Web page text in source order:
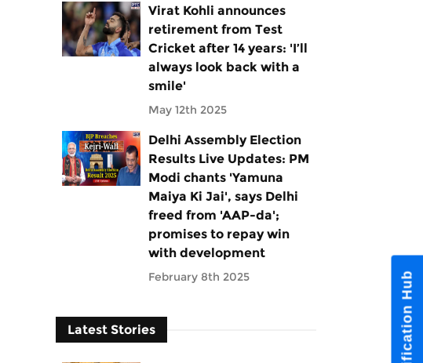
Virat Kohli announces
retirement from Test
Cricket after 14 years: 'I’ll
always look back with a
smile'
May 12th 2025
Delhi Assembly Election
Results Live Updates: PM
Modi chants 'Yamuna
Maiya Ki Jai', says Delhi
freed from 'AAP-da';
promises to repay win
with development
February 8th 2025
Latest Stories